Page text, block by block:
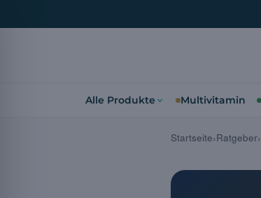
Alle Produkte Multivitamin
Startseite Ratgeber